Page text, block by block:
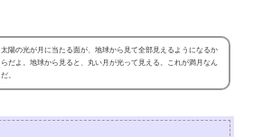
太陽の光が月に当たる面が、地球から見て全部見えるようになるか
らだよ。地球から見ると、丸い月が光って見える。これが満月なん
だ。